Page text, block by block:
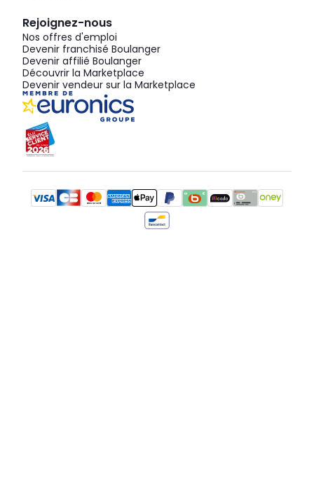
Rejoignez-nous
Nos offres d'emploi
Devenir franchisé Boulanger
Devenir affilié Boulanger
Découvrir la Marketplace
Devenir vendeur sur la Marketplace